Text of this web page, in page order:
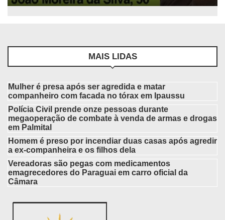
MAIS LIDAS
Mulher é presa após ser agredida e matar
companheiro com facada no tórax em Ipaussu
Polícia Civil prende onze pessoas durante
megaoperação de combate à venda de armas e drogas
em Palmital
Homem é preso por incendiar duas casas após agredir
a ex-companheira e os filhos dela
Vereadoras são pegas com medicamentos
emagrecedores do Paraguai em carro oficial da
Câmara